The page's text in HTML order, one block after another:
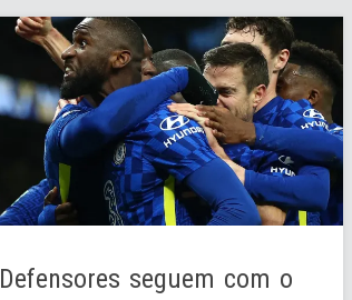
Defensores seguem com o